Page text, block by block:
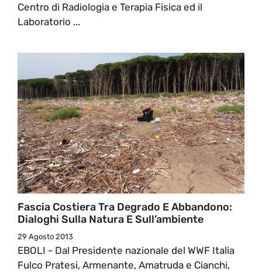
Centro di Radiologia e Terapia Fisica ed il
Laboratorio ...
Fascia Costiera Tra Degrado E Abbandono:
Dialoghi Sulla Natura E Sull’ambiente
29 Agosto 2013
EBOLI - Dal Presidente nazionale del WWF Italia
Fulco Pratesi, Armenante, Amatruda e Cianchi,